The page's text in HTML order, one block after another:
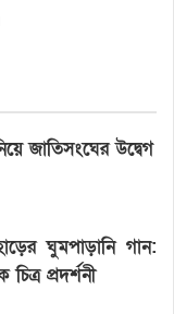
জাতিসংঘের উদ্বেগ
ঘুমপাড়ানি গান:
প্রদর্শনী